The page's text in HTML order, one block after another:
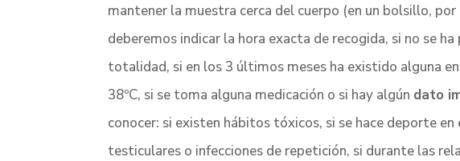
mantener la muestra cerca del cuerpo (en un bolsillo,
deberemos indicar la hora exacta de recogida, si no se
totalidad, si en los 3 últimos meses ha existido alguna
38ºC, si se toma alguna medicación o si hay algún dato
conocer: si existen hábitos tóxicos, si se hace deporte en
testiculares o infecciones de repetición, si durante las